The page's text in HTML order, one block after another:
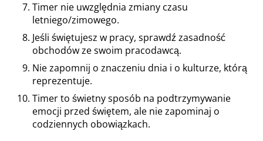
Timer nie uwzględnia zmiany czasu
letniego/zimowego.
Jeśli świętujesz w pracy, sprawdź zasadność
obchodów ze swoim pracodawcą.
Nie zapomnij o znaczeniu dnia i o kulturze, którą
reprezentuje.
Timer to świetny sposób na podtrzymywanie
emocji przed świętem, ale nie zapominaj o
codziennych obowiązkach.